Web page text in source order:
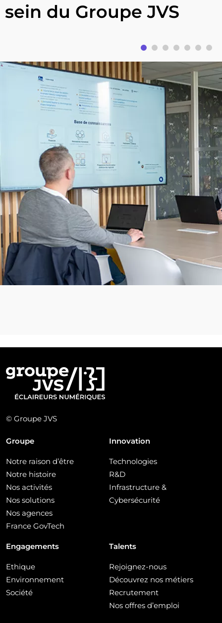
sein du Groupe JVS
© Groupe JVS
Groupe
Notre raison d’être
Notre histoire
Nos activités
Nos solutions
Nos agences
France GovTech
Innovation
Technologies
R&D
Infrastructure &
Cybersécurité
Engagements
Ethique
Environnement
Société
Talents
Rejoignez-nous
Découvrez nos métiers
Recrutement
Nos offres d’emploi